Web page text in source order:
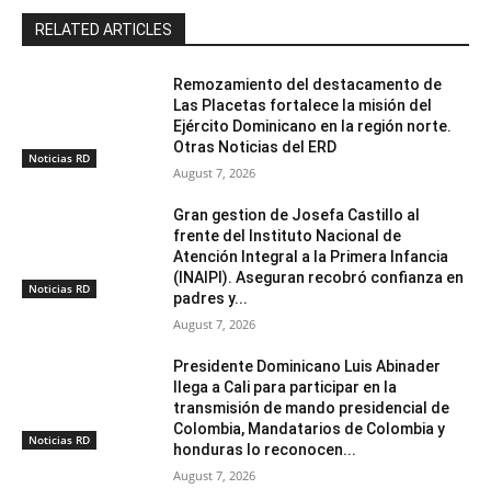
RELATED ARTICLES
Noticias RD
Remozamiento del destacamento de
Las Placetas fortalece la misión del
Ejército Dominicano en la región norte.
Otras Noticias del ERD
August 7, 2026
Noticias RD
Gran gestion de Josefa Castillo al
frente del Instituto Nacional de
Atención Integral a la Primera Infancia
(INAIPI). Aseguran recobró confianza en
padres y...
August 7, 2026
Noticias RD
Presidente Dominicano Luis Abinader
llega a Cali para participar en la
transmisión de mando presidencial de
Colombia, Mandatarios de Colombia y
honduras lo reconocen...
August 7, 2026